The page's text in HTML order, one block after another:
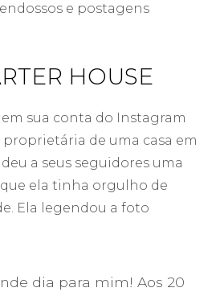
e postagens
HOUSE
sua conta do Instagram
de uma casa em
a seus seguidores uma
que ela tinha orgulho de
Ela legendou a foto
dia para mim! Aos 20